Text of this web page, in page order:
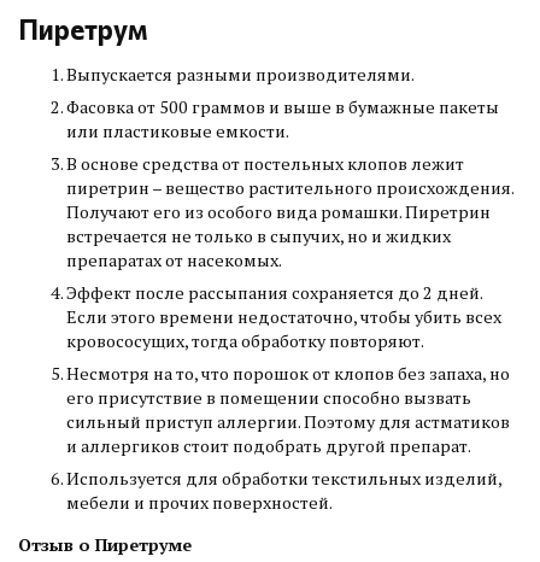
Пиретрум
Выпускается разными производителями.
Фасовка от 500 граммов и выше в бумажные пакеты
или пластиковые емкости.
В основе средства от постельных клопов лежит
пиретрин – вещество растительного происхождения.
Получают его из особого вида ромашки. Пиретрин
встречается не только в сыпучих, но и жидких
препаратах от насекомых.
Эффект после рассыпания сохраняется до 2 дней.
Если этого времени недостаточно, чтобы убить всех
кровососущих, тогда обработку повторяют.
Несмотря на то, что порошок от клопов без запаха, но
его присутствие в помещении способно вызвать
сильный приступ аллергии. Поэтому для астматиков
и аллергиков стоит подобрать другой препарат.
Используется для обработки текстильных изделий,
мебели и прочих поверхностей.
Отзыв о Пиретруме